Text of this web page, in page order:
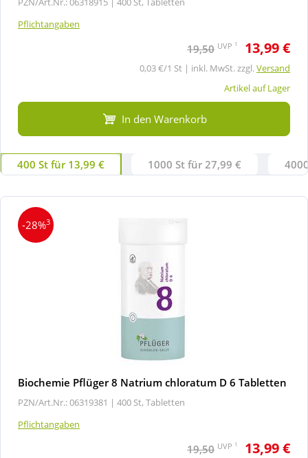
Pflichtangaben
19,50 UVP 1 13,99 €
0,03 €/1 St | inkl. MwSt. zzgl.Versand
Artikel auf Lager
In den Warenkorb
400 St für 13,99 € 1000 St für 27,99 €
-28%3
Biochemie Pflüger 8 Natrium chloratum D 6 Tabletten
PZN/Art.Nr.: 06319381 | 400 St, Tabletten
Pflichtangaben
19,50 UVP 1 13,99 €